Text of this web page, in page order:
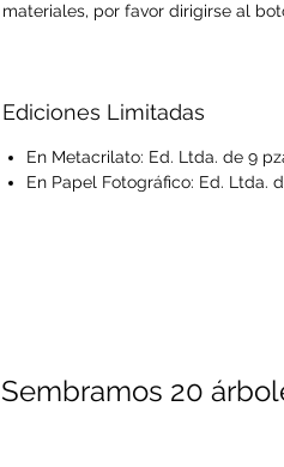
materiales, por favor dirigirse al
Ediciones Limitadas
En Metacrilato: Ed. Ltda. de 9
En Papel Fotográfico: Ed. Ltda.
Sembramos 20